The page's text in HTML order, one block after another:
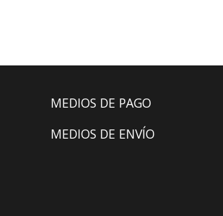
MEDIOS DE PAGO
MEDIOS DE ENVÍO